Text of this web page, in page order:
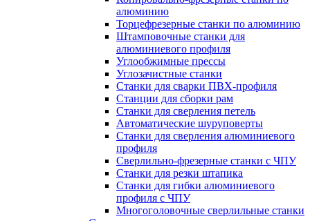
алюминию
Торцефрезерные станки по алюминию
Штамповочные станки для
алюминиевого профиля
Углообжимные прессы
Углозачистные станки
Станки для сварки ПВХ-профиля
Станции для сборки рам
Станки для сверления петель
Автоматические шуруповерты
Станки для сверления алюминиевого
профиля
Сверлильно-фрезерные станки с ЧПУ
Станки для резки штапика
Станки для гибки алюминиевого
профиля с ЧПУ
Многоголовочные сверлильные станки